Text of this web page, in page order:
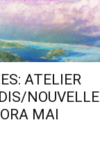
ATELIER
NOUVELLE
MAI